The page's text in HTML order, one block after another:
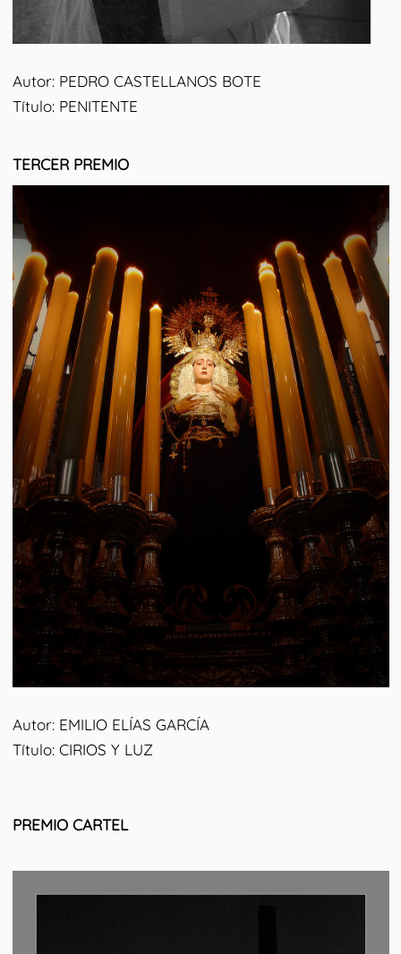
Autor: PEDRO CASTELLANOS BOTE
Título: PENITENTE
TERCER PREMIO
Autor: EMILIO ELÍAS GARCÍA
Título: CIRIOS Y LUZ
PREMIO CARTEL